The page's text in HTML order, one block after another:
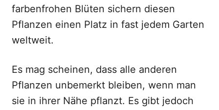
farbenfrohen Blüten sichern diesen
Pflanzen einen Platz in fast jedem Garten
weltweit.
Es mag scheinen, dass alle anderen
Pflanzen unbemerkt bleiben, wenn man
sie in ihrer Nähe pflanzt. Es gibt jedoch